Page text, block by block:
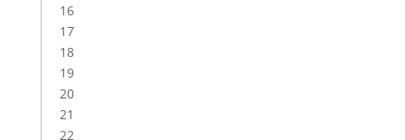
16
17
18
19
20
21
22